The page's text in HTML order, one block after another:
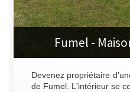
Fumel -
Devenez propriétaire
de Fumel. L'intérieur se